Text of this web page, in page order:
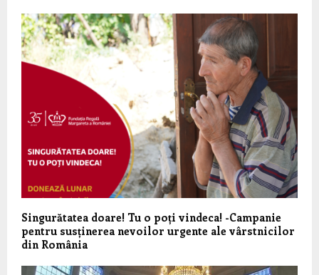
Singurătatea doare! Tu o poți vindeca! -Campanie
pentru susținerea nevoilor urgente ale vârstnicilor
din România